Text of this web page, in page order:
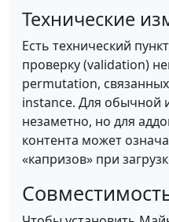
Технические
Есть технический
проверку (validation)
permutation,
instance. Для обычной
незаметно, но для
контента может
«капризов» при